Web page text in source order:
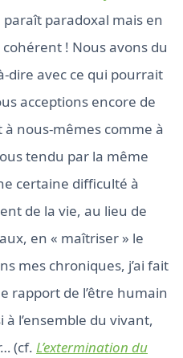
paraît paradoxal mais en
! Nous avons du
dire avec ce qui pourrait
acceptions encore de
nous-mêmes comme à
tendu par la même
certaine difficulté à
de la vie, au lieu de
en « maîtriser » le
mes chroniques, j’ai fait
rapport de l’être humain
l’ensemble du vivant,
(cf. L’extermination du